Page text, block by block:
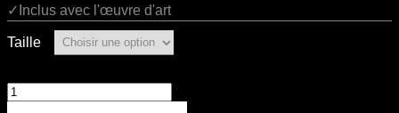
✓Inclus avec l'œuvre d'art
Taille
quantité